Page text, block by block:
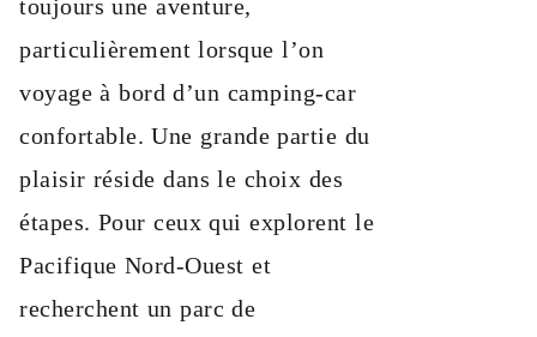
toujours une aventure,
particulièrement lorsque l’on
voyage à bord d’un camping-car
confortable. Une grande partie du
plaisir réside dans le choix des
étapes. Pour ceux qui explorent le
Pacifique Nord-Ouest et
recherchent un parc de